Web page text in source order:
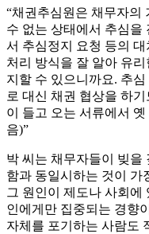
“채권추심원은 채무자의
수 없는 상태에서 추심을
서 추심정지 요청 등의
처리 방식을 잘 알아 유
지할 수 있으니까요. 추
로 대신 채권 협상을 하
이 들고 오는 서류에서
음)”
박 씨는 채무자들이 빚을
함과 동일시하는 것이 가
그 원인이 제도나 사회에
인에게만 집중되는 경향
자체를 포기하는 사람도